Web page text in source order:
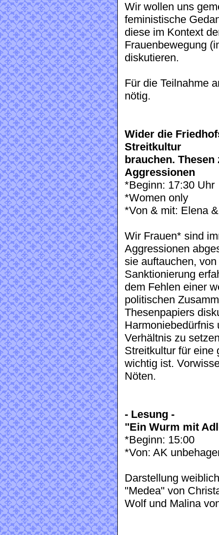
Wir wollen uns
feministische
diese im Kontext
Frauenbewegung
diskutieren.
Für die Teilnahme
nötig.
Wider die
Streitkultur
brauchen.
Aggressionen
*Beginn: 17:30 Uhr
*Women only
*Von & mit: Elena
Wir Frauen* sind
Aggressionen
sie auftauchen,
Sanktionierung
dem Fehlen einer
politischen
Thesenpapiers
Harmoniebedürfnis
Verhältnis zu
Streitkultur für eine
wichtig ist.
Nöten.
- Lesung -
"Ein Wurm mit
*Beginn: 15:00
*Von: AK
Darstellung
"Medea" von
Wolf und Malina